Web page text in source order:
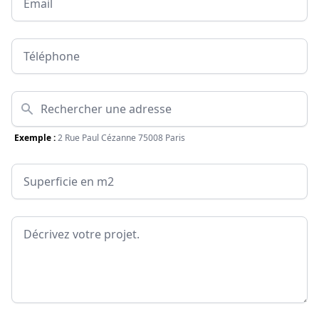
Téléphone
Adresse
Exemple :2 Rue Paul Cézanne 75008 Paris
Surface
Message